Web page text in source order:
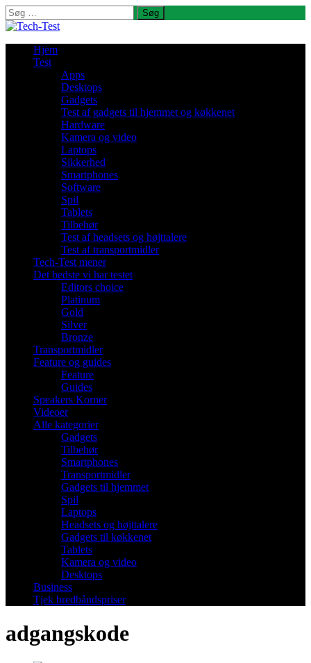
Søg
efter:
Hjem
Test
Apps
Desktops
Gadgets
Test af gadgets til hjemmet og køkkenet
Hardware
Kamera og video
Laptops
Sikkerhed
Smartphones
Software
Spil
Tablets
Tilbehør
Test af headsets og højttalere
Test af transportmidler
Tech-Test mener
Det bedste vi har testet
Editors choice
Platinum
Gold
Silver
Bronze
Transportmidler
Feature og guides
Feature
Guides
Speakers Korner
Videoer
Alle kategorier
Gadgets
Tilbehør
Smartphones
Transportmidler
Gadgets til hjemmet
Spil
Laptops
Headsets og højttalere
Gadgets til køkkenet
Tablets
Kamera og video
Desktops
Business
Tjek bredbåndspriser
adgangskode